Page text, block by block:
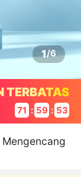
1/6
TERBATAS
71 : 59 : 52